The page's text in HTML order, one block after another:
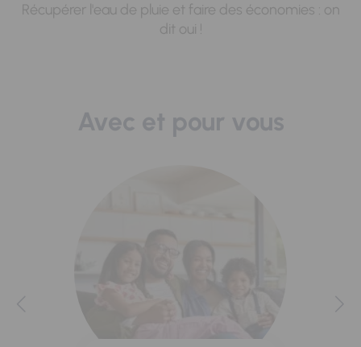
Récupérer l'eau de pluie et faire des économies : on
dit oui !
Avec et pour vous